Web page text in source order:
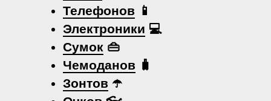
Телефонов 📱
Электроники 💻
Сумок 👜
Чемоданов 🧳
Зонтов ☂️